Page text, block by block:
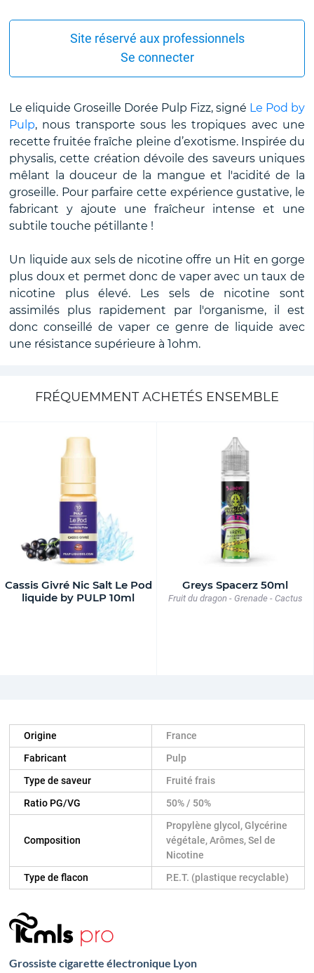
Site réservé aux professionnels
Se connecter
Le eliquide Groseille Dorée Pulp Fizz, signé Le Pod by
Pulp, nous transporte sous les tropiques avec une
recette fruitée fraîche pleine d’exotisme. Inspirée du
physalis, cette création dévoile des saveurs uniques
mêlant la douceur de la mangue et l'acidité de la
groseille. Pour parfaire cette expérience gustative, le
fabricant y ajoute une fraîcheur intense et une
subtile touche pétillante !
Un liquide aux sels de nicotine offre un Hit en gorge
plus doux et permet donc de vaper avec un taux de
nicotine plus élevé. Les sels de nicotine sont
assimilés plus rapidement par l'organisme, il est
donc conseillé de vaper ce genre de liquide avec
une résistance supérieure à 1ohm.
FRÉQUEMMENT ACHETÉS ENSEMBLE
Cassis Givré Nic Salt Le Pod
liquide by PULP 10ml
Greys Spacerz 50ml
Fruit du dragon - Grenade - Cactus
Origine
France
Fabricant
Pulp
Type de saveur
Fruité frais
Ratio PG/VG
50% / 50%
Composition
Propylène glycol, Glycérine
végétale, Arômes, Sel de
Nicotine
Type de flacon
P.E.T. (plastique recyclable)
Grossiste cigarette électronique Lyon